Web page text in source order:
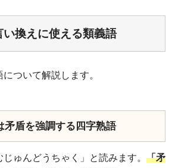
い換えに使える類義語
ついて解説します。
矛盾を強調する四字熟語
じゅんどうちゃく」と読みます。 「矛